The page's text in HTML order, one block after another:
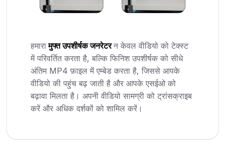
हमारामुफ्त उपशीर्षक जनरेटरन केवल वीडियो को टेक्स्ट
में परिवर्तित करता है, बल्कि फिनिश उपशीर्षक को सीधे
अंतिम MP4 फ़ाइल में एम्बेड करता है, जिससे आपके
वीडियो की पहुंच बढ़ जाती है और आपके एसईओ को
बढ़ावा मिलता है। अपनी वीडियो सामग्री को ट्रांसक्राइब
करें और अधिक दर्शकों को शामिल करें।